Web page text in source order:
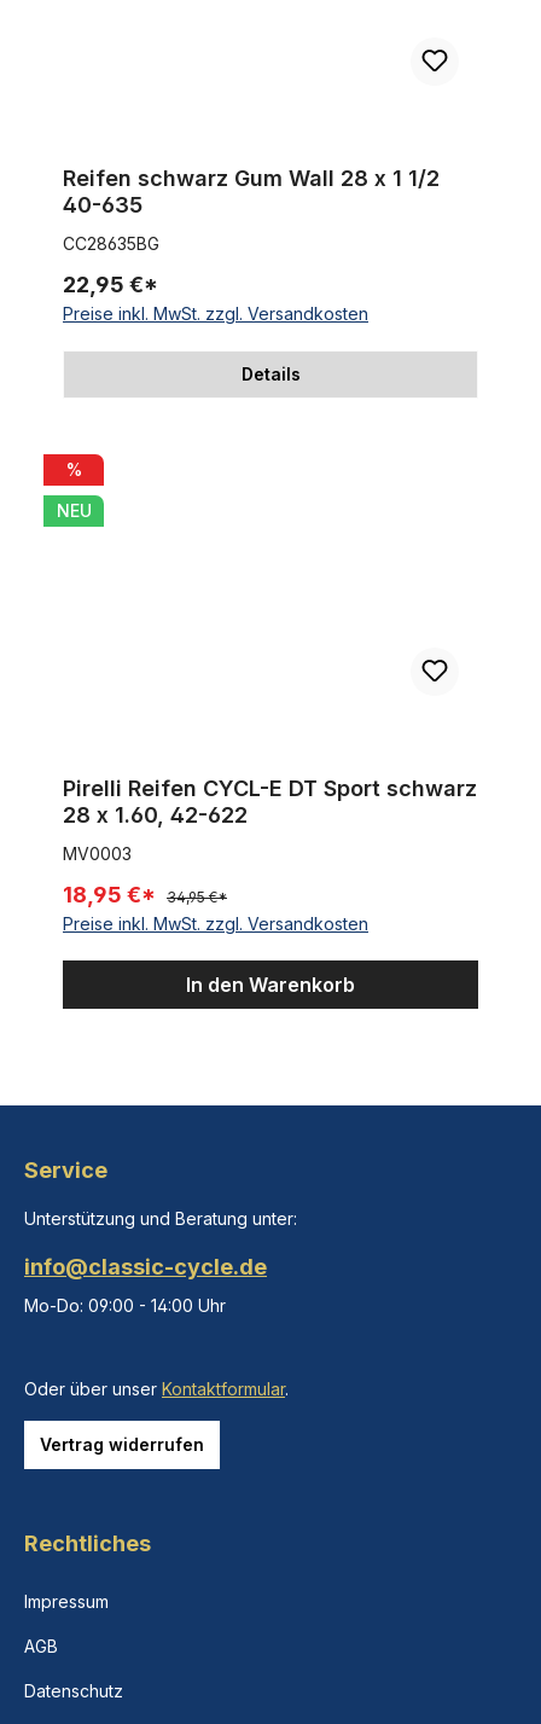
Reifen schwarz Gum Wall 28 x 1 1/2
40-635
CC28635BG
22,95 €*
Preise inkl. MwSt. zzgl. Versandkosten
Details
Pirelli Reifen CYCL-E DT Sport schwarz 28 x 1.60, 42-622
%
NEU
Pirelli Reifen CYCL-E DT Sport schwarz
28 x 1.60, 42-622
MV0003
18,95 €* 34,95 €*
Preise inkl. MwSt. zzgl. Versandkosten
In den Warenkorb
Service
Unterstützung und Beratung unter:
info@classic-cycle.de
Mo-Do: 09:00 - 14:00 Uhr
Oder über unser Kontaktformular.
Vertrag widerrufen
Rechtliches
Impressum
AGB
Datenschutz